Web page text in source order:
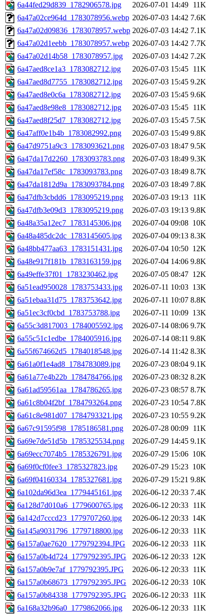
6a44fed29d839_1782906578.jpg 2026-07-01 14:49 11K
6a47a02ce964d_1783078956.webp 2026-07-03 14:42 7.6K
6a47a02d09836_1783078957.webp 2026-07-03 14:42 7.1K
6a47a02d1eebb_1783078957.webp 2026-07-03 14:42 7.7K
6a47a02d14b58_1783078957.jpg
2026-07-03 14:42 7.2K
6a47aed8ce1a3_1783082712.jpg
2026-07-03 15:45 11K
6a47aed8d7755_1783082712.jpg
2026-07-03 15:45 9.2K
6a47aed8e0c6a_1783082712.jpg
2026-07-03 15:45 9.6K
6a47aed8e98e8_1783082712.jpg
2026-07-03 15:45 11K
6a47aed8f25d7_1783082712.jpg
2026-07-03 15:45 7.5K
6a47aff0e1b4b_1783082992.png
2026-07-03 15:49 9.8K
6a47d9751a9c3_1783093621.png
2026-07-03 18:47 9.5K
6a47da17d2260_1783093783.png
2026-07-03 18:49 9.3K
6a47da17ef58c_1783093783.png
2026-07-03 18:49 8.7K
6a47da1812d9a_1783093784.png
2026-07-03 18:49 7.8K
6a47dfb3cbdd6_1783095219.png
2026-07-03 19:13 11K
6a47dfb3e09d3_1783095219.png
2026-07-03 19:13 9.8K
6a48a35a12ec7_1783145306.jpg
2026-07-04 09:08 10K
6a48a485dc2dc_1783145605.jpg
2026-07-04 09:13 8.3K
6a48bb477aa63_1783151431.jpg
2026-07-04 10:50 12K
6a48e917f181b_1783163159.jpg
2026-07-04 14:06 9.8K
6a49effe37f01_1783230462.jpg
2026-07-05 08:47 12K
6a51ead950028_1783753433.jpg
2026-07-11 10:03 13K
6a51ebaa31d75_1783753642.jpg
2026-07-11 10:07 8.8K
6a51ec3cf0cbd_1783753788.jpg
2026-07-11 10:09 13K
6a55c3d817003_1784005592.jpg
2026-07-14 08:06 9.7K
6a55c51c1edbe_1784005916.jpg
2026-07-14 08:11 9.8K
6a55f674662d5_1784018548.jpg
2026-07-14 11:42 8.3K
6a61a0f1e4ad8_1784783089.jpg
2026-07-23 08:04 9.1K
6a61a77e4b22b_1784784766.jpg
2026-07-23 08:32 8.2K
6a61ad59561aa_1784786265.jpg
2026-07-23 08:57 8.7K
6a61c8b04f2bf_1784793264.png
2026-07-23 10:54 7.8K
6a61c8e981d07_1784793321.jpg
2026-07-23 10:55 9.2K
6a67c91595f98_1785186581.png
2026-07-28 00:09 11K
6a69e7de51d5b_1785325534.png
2026-07-29 14:45 9.1K
6a69ecc7074b5_1785326791.jpg
2026-07-29 15:06 10K
6a69f0cf0fee3_1785327823.jpg
2026-07-29 15:23 10K
6a69f04160334_1785327681.jpg
2026-07-29 15:21 9.8K
6a102da96d3ea_1779445161.jpg
2026-06-12 20:33 7.4K
6a128d7d010a6_1779600765.jpg
2026-06-12 20:33 11K
6a142d7cccd23_1779707260.jpg
2026-06-12 20:33 14K
6a145a9031796_1779718800.jpg
2026-06-12 20:33 11K
6a157a0ae7620_1779792394.JPG
2026-06-12 20:33 11K
6a157a0b4d724_1779792395.JPG
2026-06-12 20:33 12K
6a157a0b9e7af_1779792395.JPG
2026-06-12 20:33 11K
6a157a0b68673_1779792395.JPG
2026-06-12 20:33 10K
6a157a0b84338_1779792395.JPG
2026-06-12 20:33 11K
6a168a32b96a0_1779862066.jpg
2026-06-12 20:33 11K